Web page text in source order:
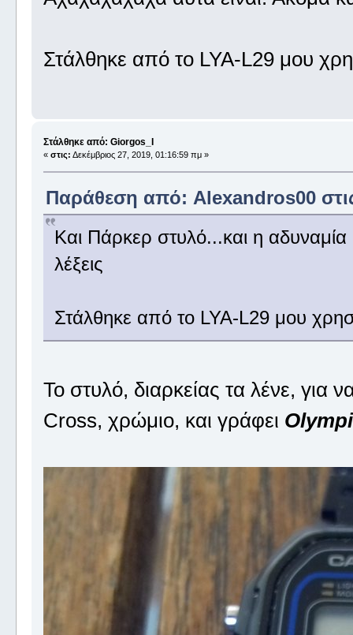
Στάλθηκε από το LYA-L29 μου
Στάλθηκε από: Giorgos_I
« στις: Δεκέμβριος 27, 2019, 01:16:59 πμ »
Παράθεση από: Alexandros00
Και Πάρκερ στυλό...και η αδυναμία
λέξεις
Στάλθηκε από το LYA-L29 μου
Το στυλό, διαρκείας τα λένε, για
Cross, χρώμιο, και γράφει